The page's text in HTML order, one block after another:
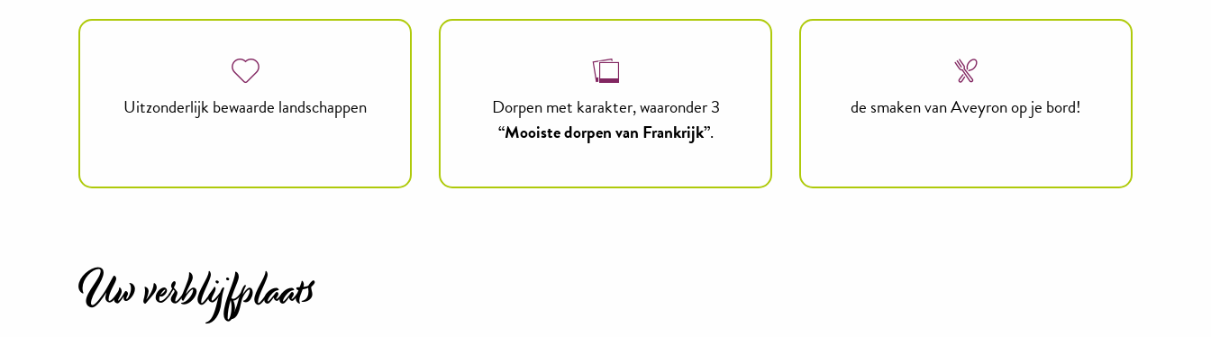
Uitzonderlijk bewaarde landschappen
Dorpen met karakter, waaronder 3
“Mooiste dorpen van Frankrijk”.
de smaken van Aveyron op je bord!
Uw verblijfplaats